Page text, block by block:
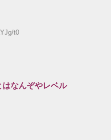
t0
なんぞやレベル